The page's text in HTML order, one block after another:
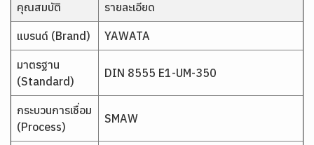
คุณสมบัติ รายละเอียด
แบรนด์ (Brand) YAWATA
มาตรฐาน
(Standard)
DIN 8555 E1-UM-350
กระบวนการเชื่อม
(Process)
SMAW